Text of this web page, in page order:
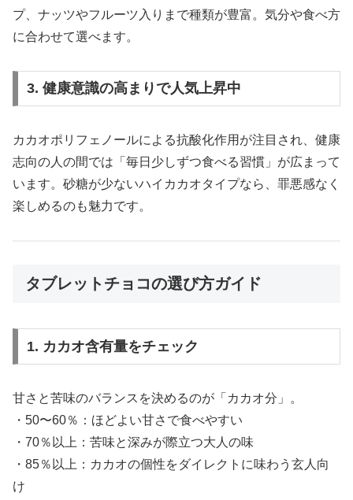
プ、ナッツやフルーツ入りまで種類が豊富。気分や食べ方
に合わせて選べます。
3. 健康意識の高まりで人気上昇中
カカオポリフェノールによる抗酸化作用が注目され、健康
志向の人の間では「毎日少しずつ食べる習慣」が広まって
います。砂糖が少ないハイカカオタイプなら、罪悪感なく
楽しめるのも魅力です。
タブレットチョコの選び方ガイド
1. カカオ含有量をチェック
甘さと苦味のバランスを決めるのが「カカオ分」。
・50〜60％：ほどよい甘さで食べやすい
・70％以上：苦味と深みが際立つ大人の味
・85％以上：カカオの個性をダイレクトに味わう玄人向
け